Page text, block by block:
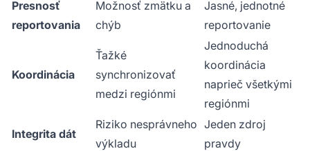
Presnosť
reportovania
Možnosť zmätku a
chýb
Jasné, jednotné
reportovanie
Koordinácia
Ťažké
synchronizovať
medzi regiónmi
Jednoduchá
koordinácia
naprieč všetkými
regiónmi
Integrita dát
Riziko nesprávneho
výkladu
Jeden zdroj
pravdy